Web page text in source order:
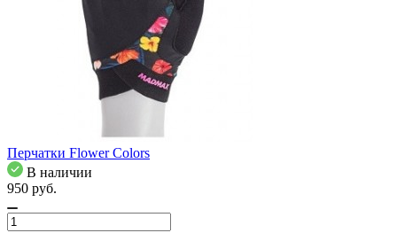
Перчатки Flower Colors
В наличии
950 pуб.